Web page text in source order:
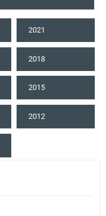
2021
2018
2015
2012